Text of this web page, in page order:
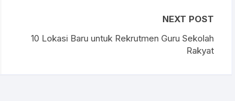
NEXT POST
10 Lokasi Baru untuk Rekrutmen Guru Sekolah
Rakyat